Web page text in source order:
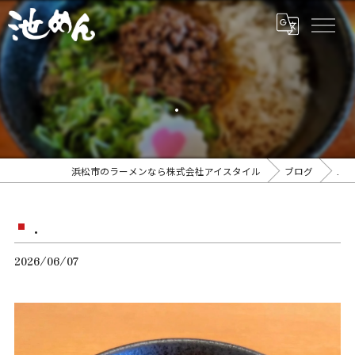
.
浜松市のラーメンなら株式会社アイスタイル ブログ
.
2026/06/07